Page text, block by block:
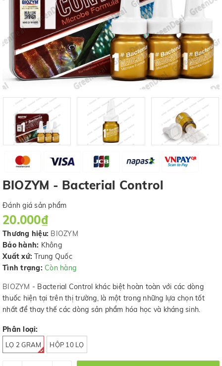
BIOZYM - Bacterial Control
Đánh giá sản phẩm
20.000₫
Thương hiệu: BIOZYM
Bảo hành: Không
Xuất xứ: Trung Quốc
Tình trạng: Còn hàng
BIOZYM - Bacterial Control khác biệt hoàn toàn với các dòng
thuốc hiện tại trên thị trường, là một trong những lựa chọn tốt
nhất để thay thế các dòng sản phẩm hóa học và kháng sinh.
Phân loại:
LỌ 2 GRAM HỘP 10 LỌ